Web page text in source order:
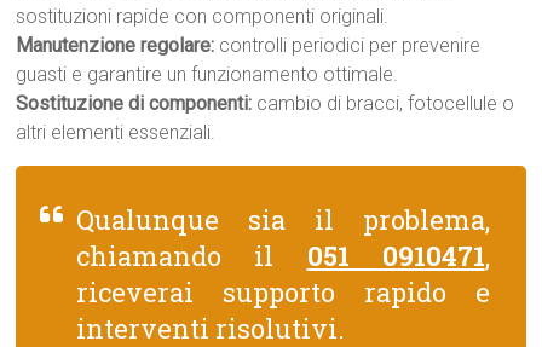
sostituzioni rapide con componenti originali.
Manutenzione regolare: controlli periodici per prevenire
guasti e garantire un funzionamento ottimale.
Sostituzione di componenti: cambio di bracci, fotocellule o
altri elementi essenziali.
Qualunque sia il problema,
chiamando il 051 0910471,
riceverai supporto rapido e
interventi risolutivi.